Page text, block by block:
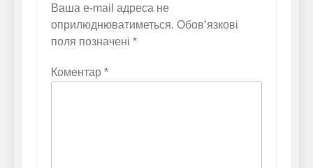
Ваша e-mail адреса не
оприлюднюватиметься. Обов’язкові
поля позначені *
Коментар *